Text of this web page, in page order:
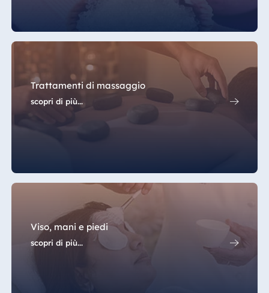
Trattamenti di massaggio
scopri di più...
Viso, mani e piedi
scopri di più...